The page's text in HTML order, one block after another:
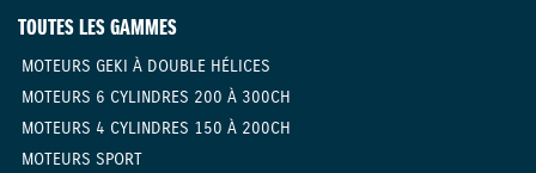
TOUTES LES GAMMES
MOTEURS GEKI À DOUBLE HÉLICES
MOTEURS 6 CYLINDRES 200 À 300CH
MOTEURS 4 CYLINDRES 150 À 200CH
MOTEURS SPORT